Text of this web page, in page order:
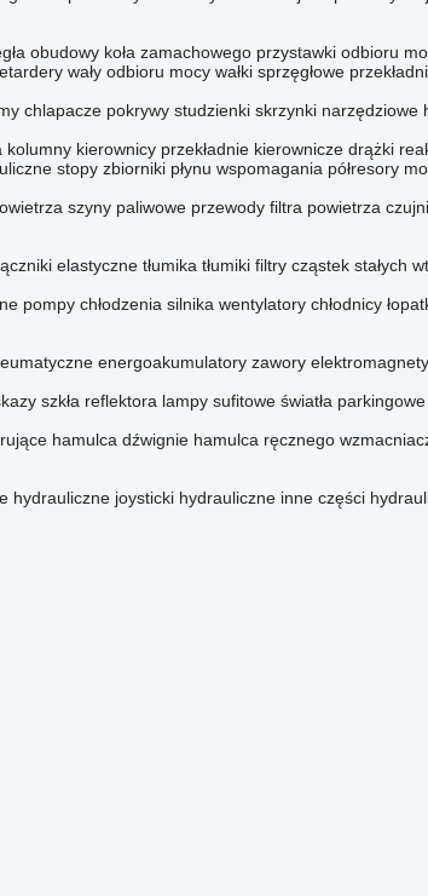
obudowy koła zamachowego przystawki odbioru
wały odbioru mocy wałki sprzęgłowe
chlapacze pokrywy studzienki skrzynki narzędziowe
kolumny kierownicy przekładnie kierownicze drążki
stopy zbiorniki płynu wspomagania półresory
szyny paliwowe przewody filtra powietrza
elastyczne tłumika tłumiki filtry cząstek stałych
pompy chłodzenia silnika wentylatory chłodnicy
energoakumulatory zawory
szkła reflektora lampy sufitowe światła parkingowe
hamulca dźwignie hamulca ręcznego
hydrauliczne joysticki hydrauliczne inne części